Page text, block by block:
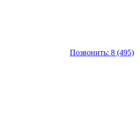
Позвонить: 8 (495)